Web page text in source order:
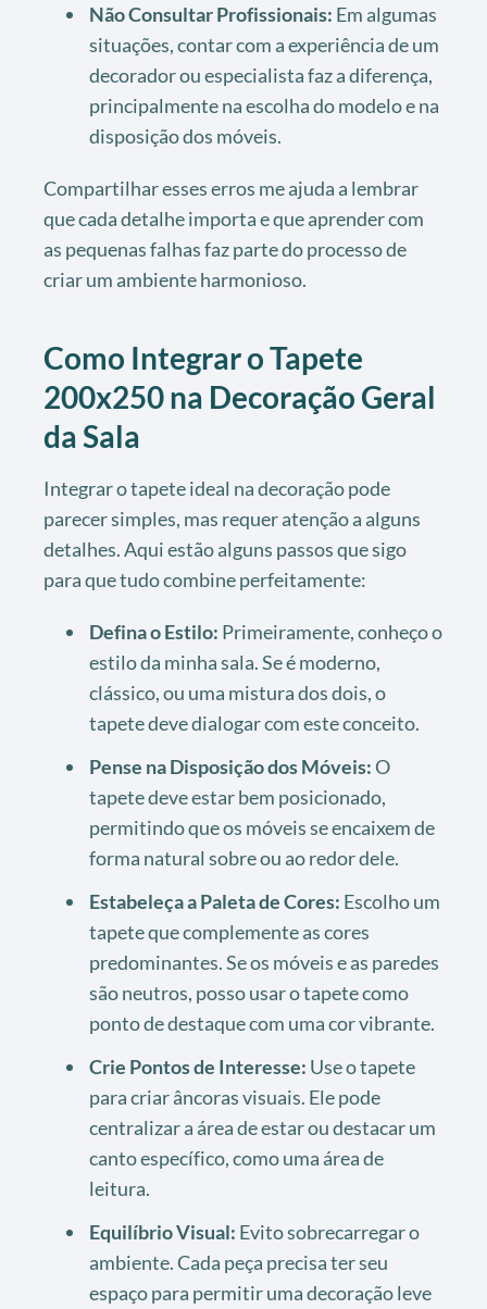
Não Consultar Profissionais: Em algumas
situações, contar com a experiência de um
decorador ou especialista faz a diferença,
principalmente na escolha do modelo e na
disposição dos móveis.
Compartilhar esses erros me ajuda a lembrar
que cada detalhe importa e que aprender com
as pequenas falhas faz parte do processo de
criar um ambiente harmonioso.
Como Integrar o Tapete
200x250 na Decoração Geral
da Sala
Integrar o tapete ideal na decoração pode
parecer simples, mas requer atenção a alguns
detalhes. Aqui estão alguns passos que sigo
para que tudo combine perfeitamente:
Defina o Estilo: Primeiramente, conheço o
estilo da minha sala. Se é moderno,
clássico, ou uma mistura dos dois, o
tapete deve dialogar com este conceito.
Pense na Disposição dos Móveis:O
tapete deve estar bem posicionado,
permitindo que os móveis se encaixem de
forma natural sobre ou ao redor dele.
Estabeleça a Paleta de Cores: Escolho um
tapete que complemente as cores
predominantes. Se os móveis e as paredes
são neutros, posso usar o tapete como
ponto de destaque com uma cor vibrante.
Crie Pontos de Interesse: Use o tapete
para criar âncoras visuais. Ele pode
centralizar a área de estar ou destacar um
canto específico, como uma área de
leitura.
Equilíbrio Visual: Evito sobrecarregar o
ambiente. Cada peça precisa ter seu
espaço para permitir uma decoração leve